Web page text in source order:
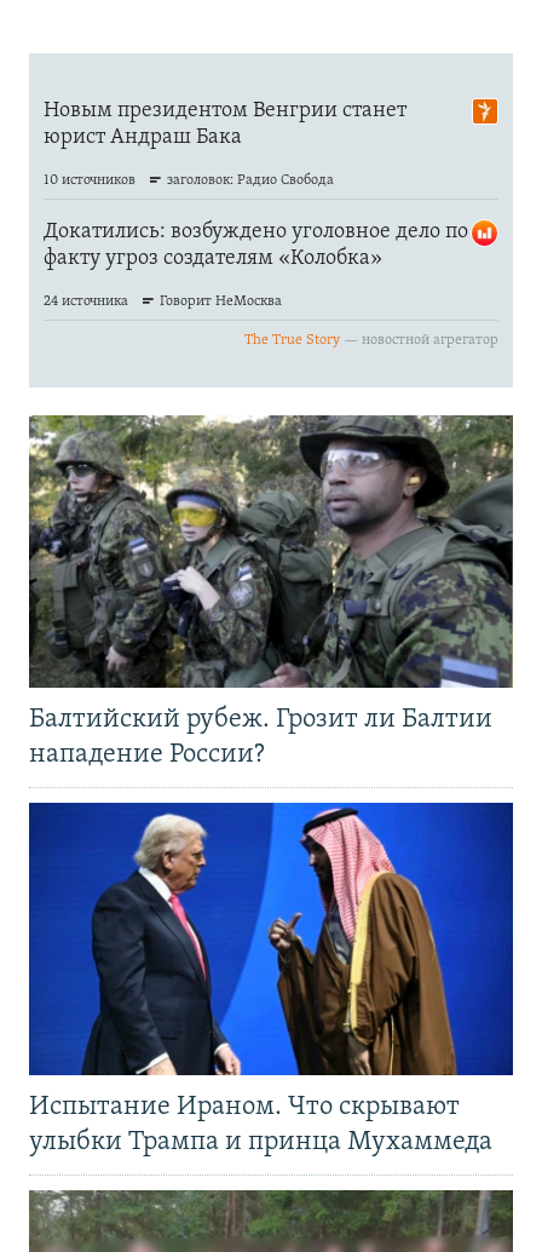
Балтийский рубеж. Грозит ли Балтии
нападение России?
Испытание Ираном. Что скрывают
улыбки Трампа и принца Мухаммеда